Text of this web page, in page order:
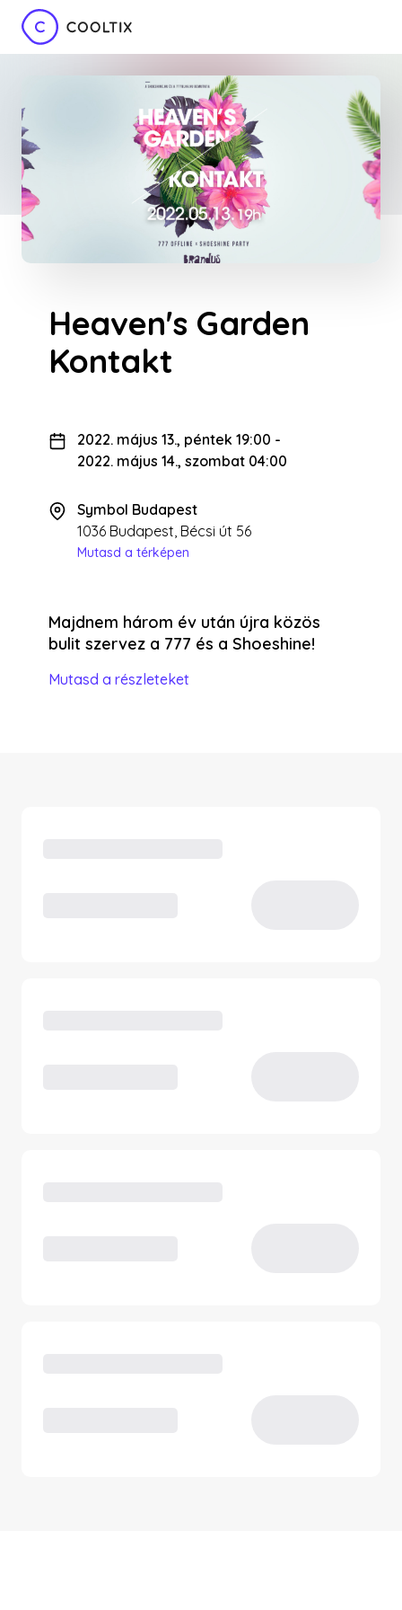
Heaven's Garden
Kontakt
2022. május 13., péntek 19:00 -
2022. május 14., szombat 04:00
Symbol Budapest
1036 Budapest, Bécsi út 56
Mutasd a térképen
Majdnem három év után újra közös
bulit szervez a 777 és a Shoeshine!
Mutasd a részleteket